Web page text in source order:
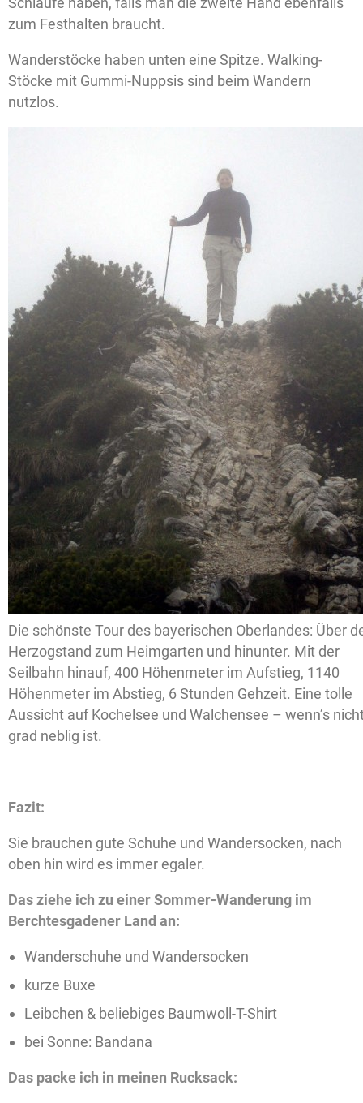
zum Festhalten braucht.
Wanderstöcke haben unten eine Spitze. Walking-
Stöcke mit Gummi-Nuppsis sind beim Wandern
nutzlos.
Die schönste Tour des bayerischen Oberlandes: Über
Herzogstand zum Heimgarten und hinunter. Mit der
Seilbahn hinauf, 400 Höhenmeter im Aufstieg, 1140
Höhenmeter im Abstieg, 6 Stunden Gehzeit. Eine tolle
Aussicht auf Kochelsee und Walchensee – wenn’s
grad neblig ist.
Fazit:
Sie brauchen gute Schuhe und Wandersocken, nach
oben hin wird es immer egaler.
Das ziehe ich zu einer Sommer-Wanderung im
Berchtesgadener Land an:
Wanderschuhe und Wandersocken
kurze Buxe
Leibchen & beliebiges Baumwoll-T-Shirt
bei Sonne: Bandana
Das packe ich in meinen Rucksack: